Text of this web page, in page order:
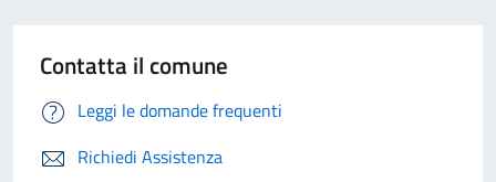
Contatta il comune
Leggi le domande frequenti
Richiedi Assistenza